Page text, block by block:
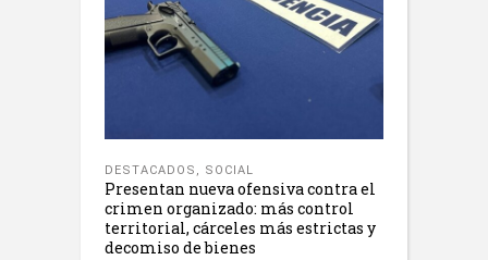
DESTACADOS , SOCIAL
Presentan nueva ofensiva contra el
crimen organizado: más control
territorial, cárceles más estrictas y
decomiso de bienes